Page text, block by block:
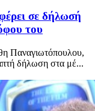
σε δήλωσή
του
Παναγιωτόπουλου,
δήλωση στα μέ...